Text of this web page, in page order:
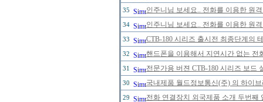
35 인주니님 보세요.. 전화를 이용한 원
34 인주니님 보세요.. 전화를 이용한 원
33 CTB-180 시리즈 출시전 최종단계의
32 핸드폰을 이용해서 지연시간 없는
31 전문가용 버젼 CTB-180 시리즈 보드
30 국내제품 월드정보통신(주) 의 하이
29 전화 연결장치 외국제품 소개 두번째